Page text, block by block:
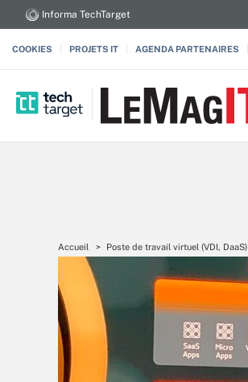
Informa TechTarget
COOKIES PROJETS IT AGENDA PARTENAIRES
Accueil Poste de travail virtuel (VDI, DaaS)